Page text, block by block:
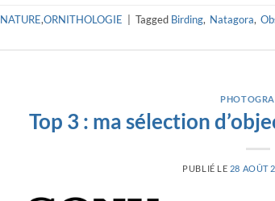
NATURE,ORNITHOLOGIE | Tagged Birding, Natagora,
Top 3 : ma sélection
PUBLIÉ LE 28 AOÛT